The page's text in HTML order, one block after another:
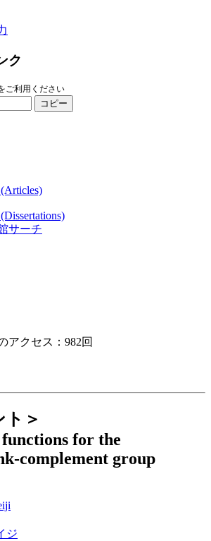
ク
ご利用ください
コピー
サーチ
アクセス：982回
ト＞
for the
complement group
ジ